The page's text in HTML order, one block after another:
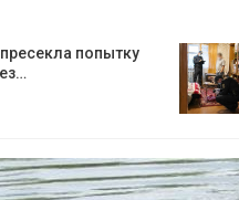
попытку